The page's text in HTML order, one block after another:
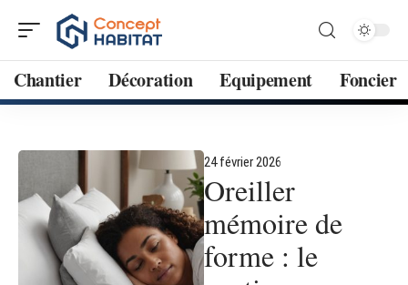
Chantier Décoration Equipement Foncier
24 février 2026
Oreiller
mémoire de
forme : le